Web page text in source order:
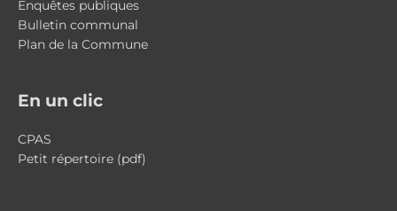
Enquêtes publiques
Bulletin communal
Plan de la Commune
En un clic
CPAS
Petit répertoire (pdf)